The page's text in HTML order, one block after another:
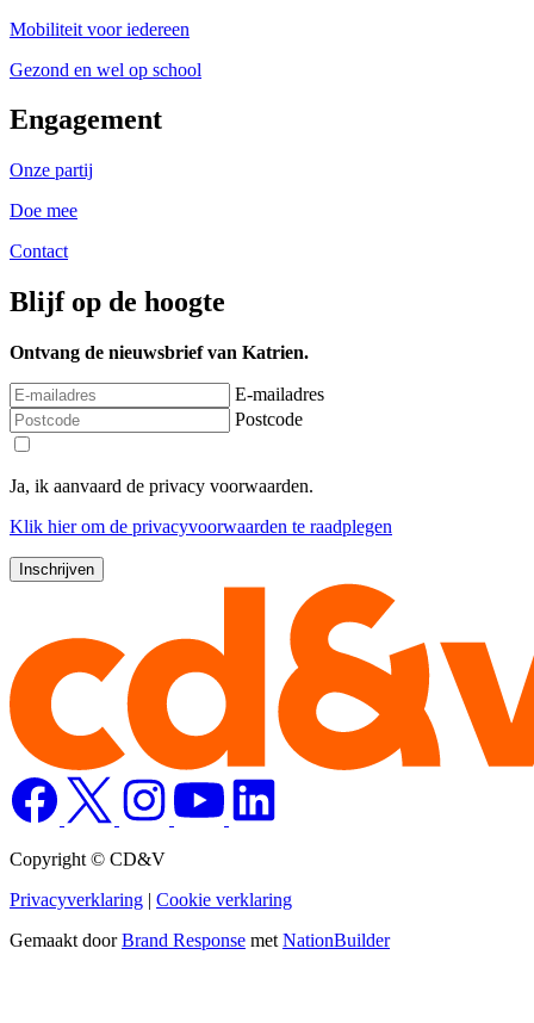
Mobiliteit voor iedereen
Gezond en wel op school
Engagement
Onze partij
Doe mee
Contact
Blijf op de hoogte
Ontvang de nieuwsbrief van Katrien.
E-mailadres
Postcode
Ja, ik aanvaard de privacy voorwaarden.
Klik hierom de privacyvoorwaarden te raadplegen
Copyright © CD&V
Privacyverklaring | Cookie verklaring
Gemaakt doorBrand Response met NationBuilder